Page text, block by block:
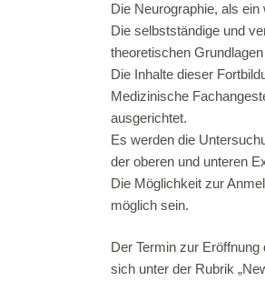
Die Neurographie, als
Die selbstständige und
theoretischen
Die Inhalte dieser
Medizinische
ausgerichtet.
Es werden die
der oberen und unteren
Die Möglichkeit zur
möglich sein.
Der Termin zur
sich unter der Rubrik
Kontakt
0151-68135810
info@fnta.de
Christian-Gau-Str.